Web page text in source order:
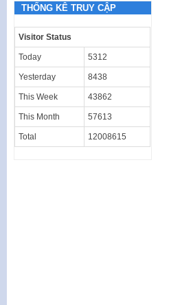
THỐNG KÊ TRUY CẬP
Visitor Status
Today 5312
Yesterday 8438
This Week 43862
This Month 57613
Total 12008615